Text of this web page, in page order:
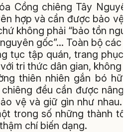
Cồng chiêng Tây
hợp và cần được bảo vệ
không phải “bảo tồn
gốc”… Toàn bộ các
tục tập quán, trang
tri thức dân gian, không
thiên nhiên gắn bó
đều cần được nâng
vệ và giữ gìn như nhau.
trong số những thành
chí biến dạng.